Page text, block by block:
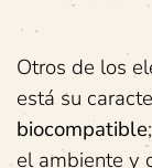
Otros de los
está su
biocompatible
el ambiente y